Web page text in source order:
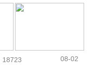
18723 08-02